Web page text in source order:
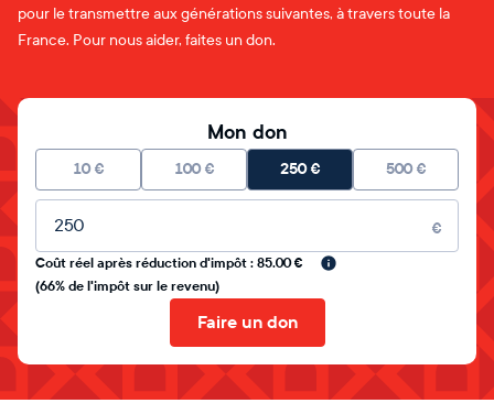
pour le transmettre aux générations suivantes, à travers toute la
France. Pour nous aider, faites un don.
Mon don
10 € 100 € 250€ 500 €
Montant libre
€
Coût réel après réduction d'impôt : 85.00 €
(66% de l'impôt sur le revenu)
Faire un don